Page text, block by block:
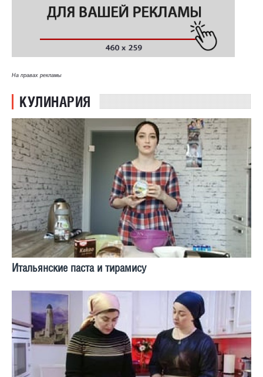
На правах рекламы
КУЛИНАРИЯ
Итальянские паста и тирамису